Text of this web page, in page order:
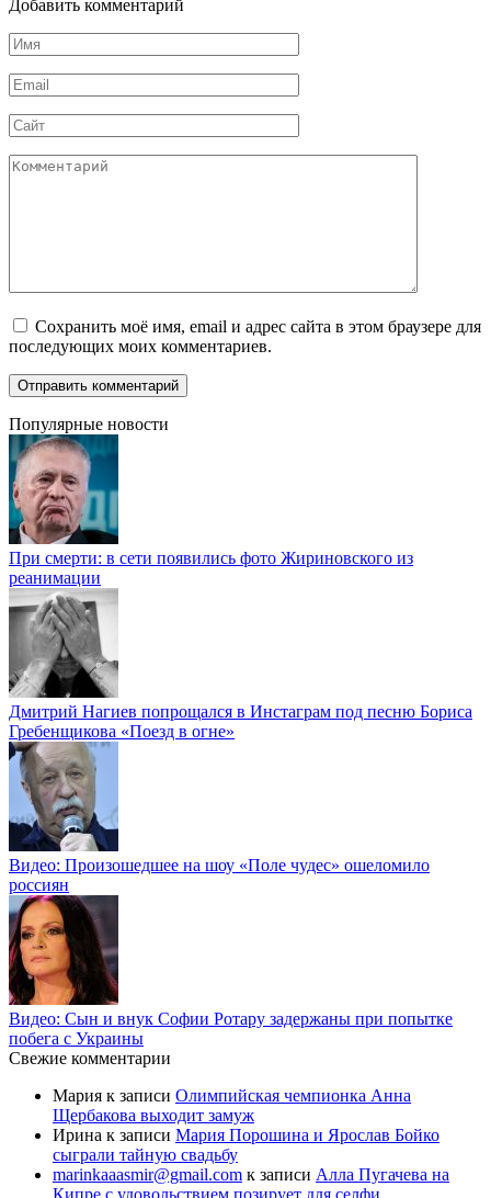
Добавить комментарий
Имя
*
Email
*
Сайт
Комментарий
Сохранить моё имя, email и адрес сайта в этом браузере для
последующих моих комментариев.
Популярные новости
При смерти: в сети появились фото Жириновского из
реанимации
Дмитрий Нагиев попрощался в Инстаграм под песню Бориса
Гребенщикова «Поезд в огне»
Видео: Произошедшее на шоу «Поле чудес» ошеломило
россиян
Видео: Сын и внук Софии Ротару задержаны при попытке
побега с Украины
Свежие комментарии
Мария к записи Олимпийская чемпионка Анна
Щербакова выходит замуж
Ирина к записи Мария Порошина и Ярослав Бойко
сыграли тайную свадьбу
marinkaaasmir@gmail.com к записи Алла Пугачева на
Кипре с удовольствием позирует для селфи